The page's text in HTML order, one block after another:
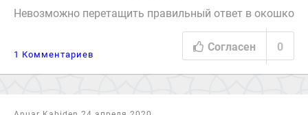
Невозможно перетащить правильный ответ в окошко
1 Комментариев
Согласен 0